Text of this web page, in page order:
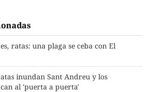
ratas: una plaga se ceba con El
inundan Sant Andreu y los
al 'puerta a puerta'